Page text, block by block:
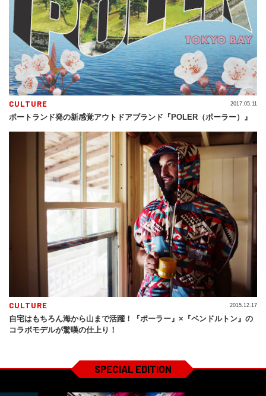
CULTURE
ポートランド発の新感覚アウトドアブランド『POLER（ポーラー）』
2017.05.11
CULTURE
自宅はもちろん海から山まで活躍！『ポーラー』×『ペンドルトン』の
コラボモデルが驚嘆の仕上り！
2015.12.17
SPECIAL EDITION